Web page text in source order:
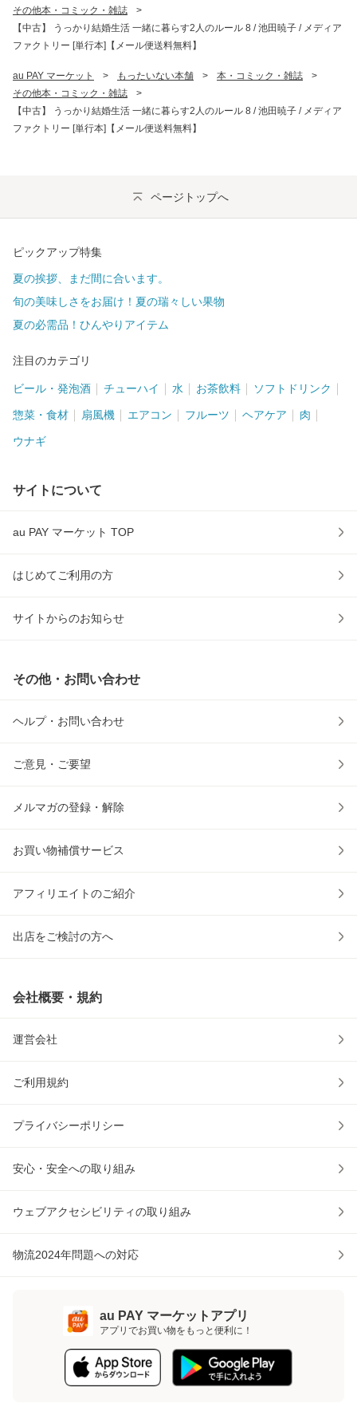
その他本・コミック・雑誌
>
【中古】 うっかり結婚生活 一緒に暮らす2人のルール 8 / 池田暁子 / メディア
ファクトリー [単行本]【メール便送料無料】
au PAY マーケット > もったいない本舗 > 本・コミック・雑誌
>
その他本・コミック・雑誌
>
【中古】 うっかり結婚生活 一緒に暮らす2人のルール 8 / 池田暁子 / メディア
ファクトリー [単行本]【メール便送料無料】
ページトップへ
ピックアップ特集
夏の挨拶、まだ間に合います。
旬の美味しさをお届け！夏の瑞々しい果物
夏の必需品！ひんやりアイテム
注目のカテゴリ
ビール・発泡酒 チューハイ 水 お茶飲料 ソフトドリンク
惣菜・食材 扇風機 エアコン フルーツ ヘアケア 肉
ウナギ
サイトについて
au PAY マーケット TOP
はじめてご利用の方
サイトからのお知らせ
その他・お問い合わせ
ヘルプ・お問い合わせ
ご意見・ご要望
メルマガの登録・解除
お買い物補償サービス
アフィリエイトのご紹介
出店をご検討の方へ
会社概要・規約
運営会社
ご利用規約
プライバシーポリシー
安心・安全への取り組み
ウェブアクセシビリティの取り組み
物流2024年問題への対応
au PAY マーケットアプリ
アプリでお買い物をもっと便利に！